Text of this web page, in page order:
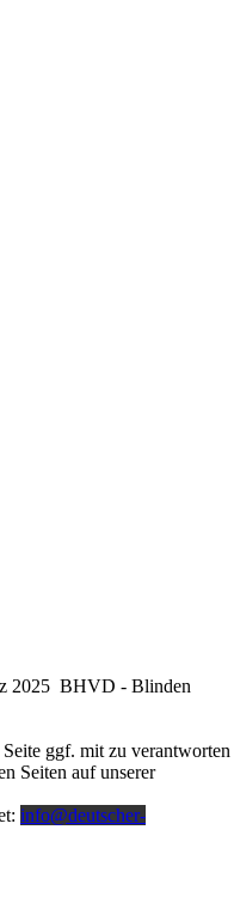
2025 BHVD - Blinden
ggf. mit zu verantworten
Seiten auf unserer
info@deutscher-